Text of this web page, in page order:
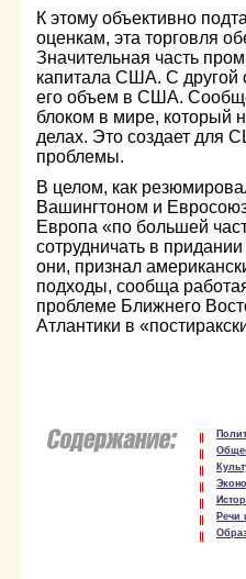
К этому объективно
оценкам, эта торговля
Значительная часть
капитала США. С другой
его объем в США.
блоком в мире, который
делах. Это создает для
проблемы.
В целом, как
Вашингтоном и
Европа «по большей
сотрудничать в
они, признал
подходы, сообща
проблеме Ближнего
Атлантики в
Речи